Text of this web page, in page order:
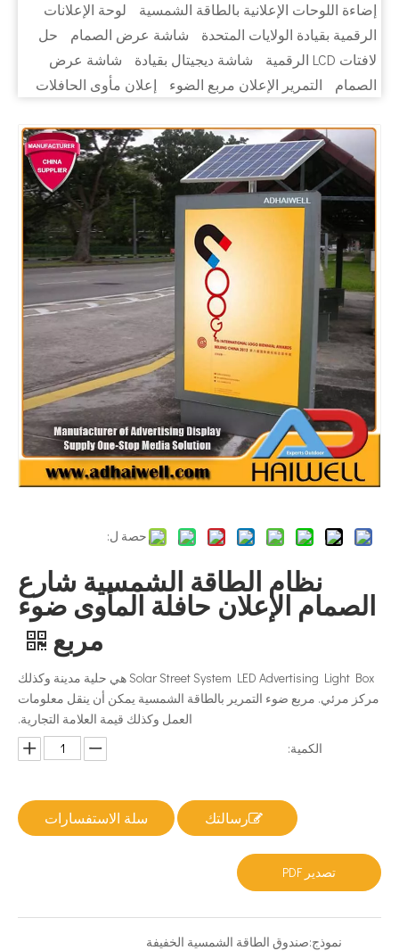
إضاءة اللوحات الإعلانية بالطاقة الشمسية
لوحة الإعلانات
الرقمية بقيادة الولايات المتحدة
شاشة عرض الصمام
حل
لافتات LCD الرقمية
شاشة ديجيتال بقيادة
شاشة عرض
الصمام
التمرير الإعلان مربع الضوء إعلان مأوى الحافلات
حصة ل:
نظام الطاقة الشمسية شارع
الصمام الإعلان حافلة المأوى ضوء
مربع
Solar Street System LED Advertising Light Box هي حلية مدينة وكذلك
مركز مرئي. مربع ضوء التمرير بالطاقة الشمسية يمكن أن ينقل معلومات
العمل وكذلك قيمة العلامة التجارية.
الكمية:
رسالتك سلة الاستفسارات
تصدير PDF
نموذج:صندوق الطاقة الشمسية الخفيفة